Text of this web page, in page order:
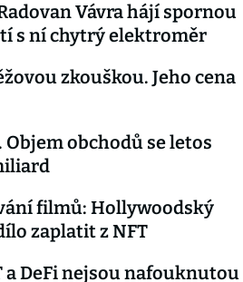
Vávra hájí spornou
s ní chytrý elektroměr
zkouškou. Jeho cena
Objem obchodů se letos
filmů: Hollywoodský
zaplatit z NFT
a DeFi nejsou nafouknutou